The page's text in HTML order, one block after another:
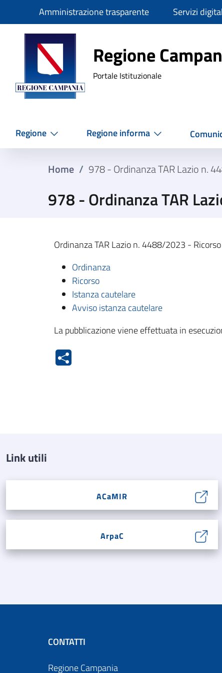
SlimAmministrazione trasparente Servizi
Regione
Regione
Portale Istituzionale
Regione Regione informa
Home / 978 - Ordinanza TAR Lazio n.
978 - Ordinanza TAR
Ordinanza TAR Lazio n. 4488/2023 -
Ordinanza
Ricorso
Istanza cautelare
Avviso istanza cautelare
La pubblicazione viene effettuata in
Link utili
ACaMIR
ArpaC
CONTATTI
Regione Campania